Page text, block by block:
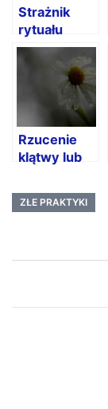
Strażnik
rytuału
łamiącego
wolną wolę
Rzucenie
klątwy lub
pozostanie
bez
ZŁE PRAKTYKI